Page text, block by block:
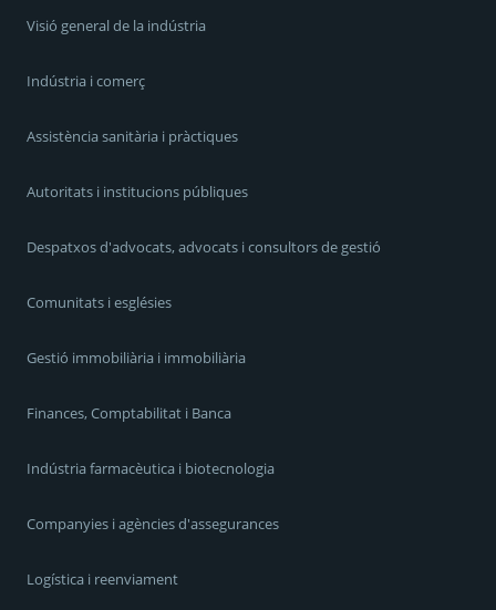
Visió general de la indústria
Indústria i comerç
Assistència sanitària i pràctiques
Autoritats i institucions públiques
Despatxos d'advocats, advocats i consultors de gestió
Comunitats i esglésies
Gestió immobiliària i immobiliària
Finances, Comptabilitat i Banca
Indústria farmacèutica i biotecnologia
Companyies i agències d'assegurances
Logística i reenviament